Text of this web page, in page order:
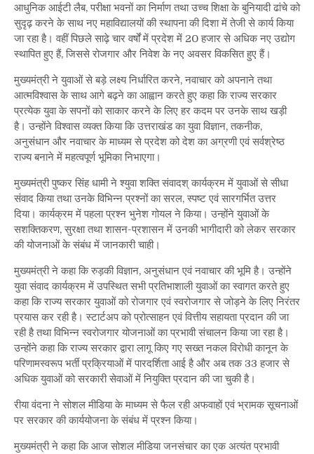
आधुनिक आईटी लैब, परीक्षा भवनों का निर्माण तथा उच्च शिक्षा के बुनियादी ढांचे को
सुदृढ़ करने के साथ नए महाविद्यालयों की स्थापना की दिशा में तेजी से कार्य किया
जा रहा है। वहीं पिछले साढ़े चार वर्षों में प्रदेश में 20 हजार से अधिक नए उद्योग
स्थापित हुए हैं, जिससे रोजगार और निवेश के नए अवसर विकसित हुए हैं।
मुख्यमंत्री ने युवाओं से बड़े लक्ष्य निर्धारित करने, नवाचार को अपनाने तथा
आत्मविश्वास के साथ आगे बढ़ने का आह्वान करते हुए कहा कि राज्य सरकार
प्रत्येक युवा के सपनों को साकार करने के लिए हर कदम पर उनके साथ खड़ी
है। उन्होंने विश्वास व्यक्त किया कि उत्तराखंड का युवा विज्ञान, तकनीक,
अनुसंधान और नवाचार के माध्यम से प्रदेश को देश का अग्रणी एवं सर्वश्रेष्ठ
राज्य बनाने में महत्वपूर्ण भूमिका निभाएगा।
मुख्यमंत्री पुष्कर सिंह धामी ने श्युवा शक्ति संवादश् कार्यक्रम में युवाओं से सीधा
संवाद किया तथा उनके विभिन्न प्रश्नों का सरल, स्पष्ट एवं सारगर्भित उत्तर
दिया। कार्यक्रम में पहला प्रश्न भुनेश गोयल ने किया। उन्होंने युवाओं के
सशक्तिकरण, सुरक्षा तथा शासन-प्रशासन में उनकी भागीदारी को लेकर सरकार
की योजनाओं के संबंध में जानकारी चाही।
मुख्यमंत्री ने कहा कि रुड़की विज्ञान, अनुसंधान एवं नवाचार की भूमि है। उन्होंने
युवा संवाद कार्यक्रम में उपस्थित सभी प्रतिभाशाली युवाओं का स्वागत करते हुए
कहा कि राज्य सरकार युवाओं को रोजगार एवं स्वरोजगार से जोड़ने के लिए निरंतर
प्रयास कर रही है। स्टार्टअप को प्रोत्साहन एवं वित्तीय सहायता प्रदान की जा
रही है तथा विभिन्न स्वरोजगार योजनाओं का प्रभावी संचालन किया जा रहा है।
उन्होंने कहा कि राज्य सरकार द्वारा लागू किए गए सख्त नकल विरोधी कानून के
परिणामस्वरूप भर्ती प्रक्रियाओं में पारदर्शिता आई है और अब तक 33 हजार से
अधिक युवाओं को सरकारी सेवाओं में नियुक्ति प्रदान की जा चुकी है।
रीया वंदना ने सोशल मीडिया के माध्यम से फैल रही अफवाहों एवं भ्रामक सूचनाओं
पर सरकार की कार्ययोजना के संबंध में प्रश्न किया।
मुख्यमंत्री ने कहा कि आज सोशल मीडिया जनसंचार का एक अत्यंत प्रभावी